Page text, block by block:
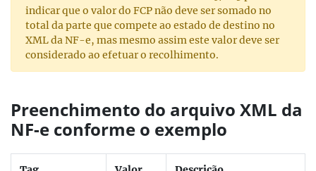
indicar que o valor do FCP não deve ser somado no
total da parte que compete ao estado de destino no
XML da NF-e, mas mesmo assim este valor deve ser
considerado ao efetuar o recolhimento.
Preenchimento do arquivo XML da
NF-e conforme o exemplo